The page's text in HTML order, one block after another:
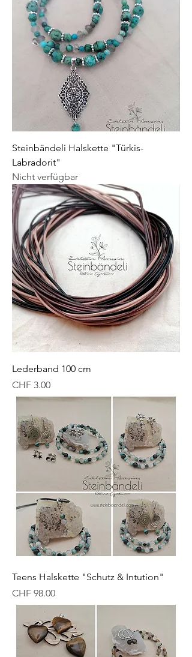
Steinbändeli Halskette "Türkis-
Labradorit"
Nicht verfügbar
Lederband 100 cm
Preis
CHF 3.00
Teens Halskette "Schutz & Intution"
Preis
CHF 98.00